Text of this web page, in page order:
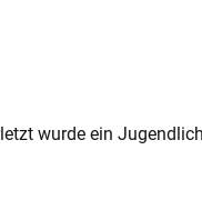
wurde ein